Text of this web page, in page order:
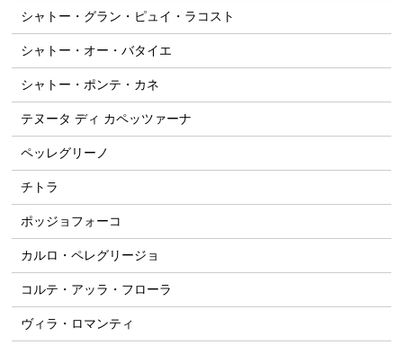
シャトー・グラン・ピュイ・ラコスト
シャトー・オー・バタイエ
シャトー・ポンテ・カネ
テヌータ ディ カペッツァーナ
ペッレグリーノ
チトラ
ポッジョフォーコ
カルロ・ペレグリージョ
コルテ・アッラ・フローラ
ヴィラ・ロマンティ